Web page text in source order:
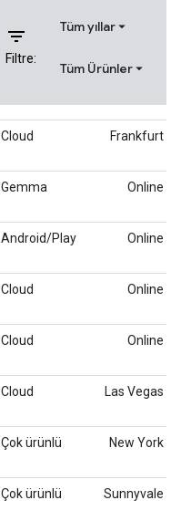
filter_list
Filtre:
Tüm yıllar
Tüm Ürünler
Cloud Frankfurt
Gemma Online
Android/Play Online
Cloud Online
Cloud Online
Cloud Las Vegas
Çok ürünlü New York
Çok ürünlü Sunnyvale